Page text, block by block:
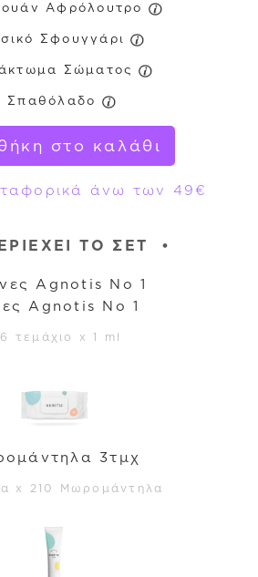
Αφρόλουτρο
Σφουγγάρι
Σώματος
Σπαθόλαδο
στο καλάθι
άνω των 49€
ΤΟ ΣΕΤ •
Agnotis No 1
τεμάχιο x 1 ml
3τμχ
x 210 Μωρο­μά­ντηλα